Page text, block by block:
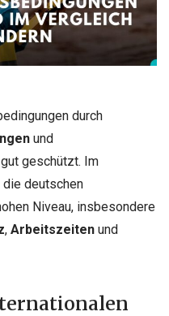
durch
und
geschützt. Im
die deutschen
Niveau, insbesondere
, Arbeitszeiten und